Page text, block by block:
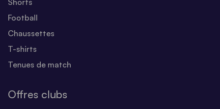
Shorts
Football
Chaussettes
T-shirts
Tenues de match
Offres clubs